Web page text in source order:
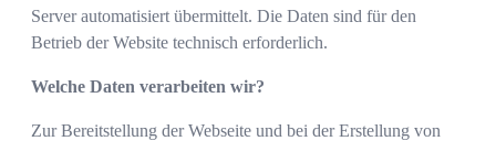
Server automatisiert übermittelt. Die Daten sind für den
Betrieb der Website technisch erforderlich.
Welche Daten verarbeiten wir?
Zur Bereitstellung der Webseite und bei der Erstellung von